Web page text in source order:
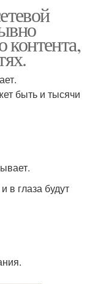
контента,
быть и тысячи
в глаза будут